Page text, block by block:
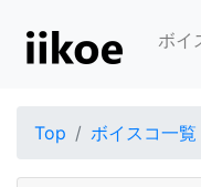
ボイ
Top ボイスコ一覧